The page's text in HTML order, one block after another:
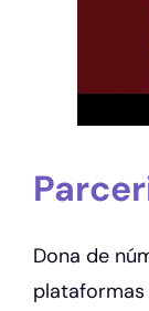
Dona de
plataformas